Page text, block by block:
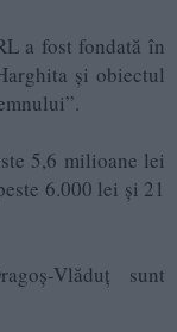
a fost fondată în
și obiectul
5,6 milioane lei
6.000 lei și 21
Vlăduț sunt